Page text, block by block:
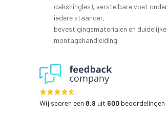
dakshingles), verstelbare voet onder
iedere staander,
bevestigingsmaterialen en duidelijke
montagehandleiding
Wij scoren een 8.9 uit 600beoordelingen